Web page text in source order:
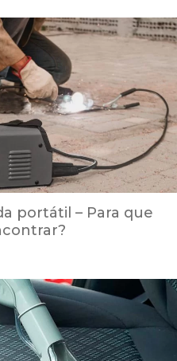
portátil – Para que